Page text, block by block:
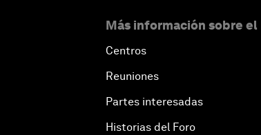
Más información sobre el
Centros
Reuniones
Partes interesadas
Historias del Foro